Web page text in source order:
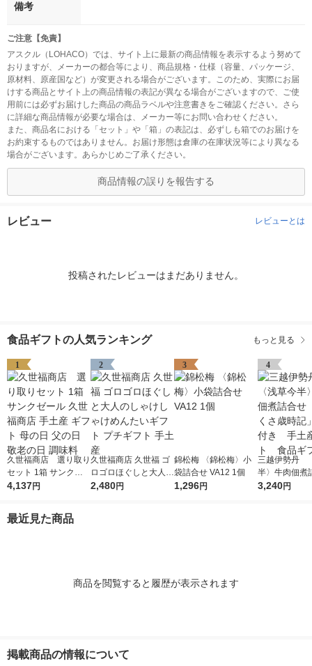
備考
ご注意【免責】
アスクル（LOHACO）では、サイト上に最新の商品情報を表示するよう努めて
おりますが、メーカーの都合等により、商品規格・仕様（容量、パッケージ、
原材料、原産国など）が変更される場合がございます。このため、実際にお届
けする商品とサイト上の商品情報の表記が異なる場合がございますので、ご使
用前には必ずお届けした商品の商品ラベルや注意書きをご確認ください。さら
に詳細な商品情報が必要な場合は、メーカー等にお問い合わせください。
また、商品名における「セット」や「箱」の表記は、必ずしも箱でのお届けを
お約束するものではありません。お届け形態は倉庫の在庫状況等により異なる
場合がございます。あらかじめご了承ください。
商品情報の誤りを報告する
レビュー レビューとは
投稿されたレビューはまだありません。
食品ギフトの人気ランキング もっと見る
1
久世福商店 選り取り
セット 1箱 サンクゼ
ール 久世福商店 手土
4,137円
2
久世福商店 久世福 ゴ
ロゴロほぐしと大人の
しゃけしゃけめんたい
2,480円
3
錦松梅 〈錦松梅〉小
袋詰合せ VA12 1個
1,296円
4
三越伊勢丹
半〉牛肉佃煮
「あさくさ歳
3,240円
最近見た商品
商品を閲覧すると履歴が表示されます
掲載商品の情報について